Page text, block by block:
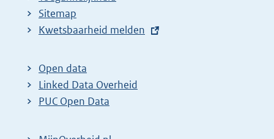
Sitemap
E
t
e
r
Kwetsbaarheid melden
Open data
Linked Data Overheid
PUC Open Data